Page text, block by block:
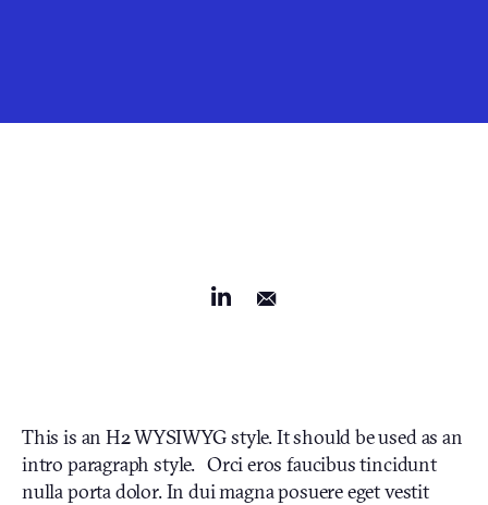
This is an H2 WYSIWYG style. It should be used as an
intro paragraph style. Orci eros faucibus tincidunt
nulla porta dolor. In dui magna posuere eget vestit